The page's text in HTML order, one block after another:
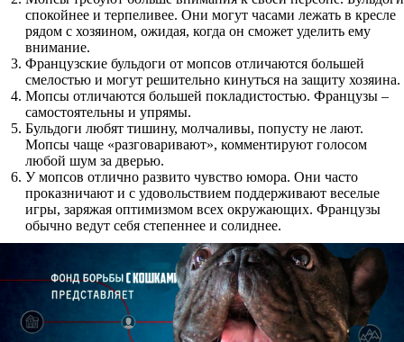
спокойнее и терпеливее. Они могут часами лежать в кресле
рядом с хозяином, ожидая, когда он сможет уделить ему
внимание.
Французские бульдоги от мопсов отличаются большей
смелостью и могут решительно кинуться на защиту хозяина.
Мопсы отличаются большей покладистостью. Французы –
самостоятельны и упрямы.
Бульдоги любят тишину, молчаливы, попусту не лают.
Мопсы чаще «разговаривают», комментируют голосом
любой шум за дверью.
У мопсов отлично развито чувство юмора. Они часто
проказничают и с удовольствием поддерживают веселые
игры, заряжая оптимизмом всех окружающих. Французы
обычно ведут себя степеннее и солиднее.